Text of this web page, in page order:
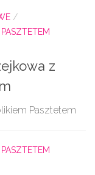
/
z
Pasztetem